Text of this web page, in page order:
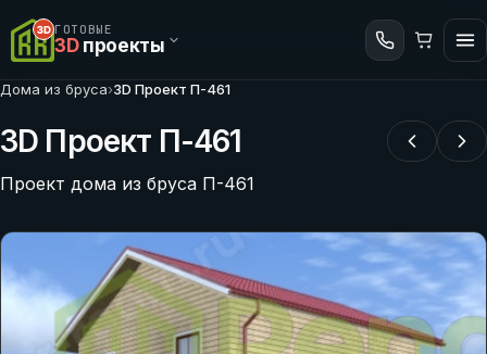
ГОТОВЫЕ
3Dпроекты
Дома из бруса›3D Проект П-461
3D Проект П-461
Проект дома из бруса П-461